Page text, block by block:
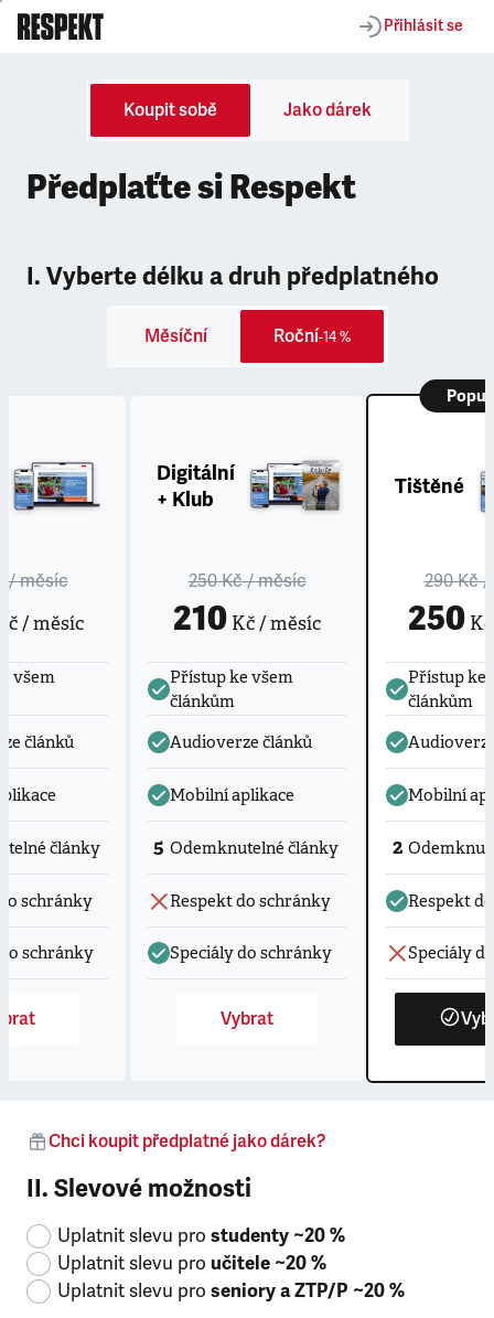
Přihlásit se
Koupit sobě Jako dárek
Předplaťte si Respekt
I. Vyberte délku a druh předplatného
Měsíční Roční-14 %
/ měsíc
/ měsíc
všem
článků
články
schránky
schránky
Digitální
+ Klub
250 Kč/ měsíc
210 Kč / měsíc
Přístup ke všem
článkům
Audioverze článků
Mobilní aplikace
5 Odemknutelné články
Respekt do schránky
Speciály do schránky
Vybrat
Tištěné
290 Kč/
250Kč
Přístup ke
článkům
Mobilní
2
Respekt
Speciály
Chci koupit předplatné jako dárek?
II. Slevové možnosti
Uplatnit slevu pro studenty ~20 %
Uplatnit slevu pro učitele ~20 %
Uplatnit slevu pro seniory a ZTP/P ~20 %